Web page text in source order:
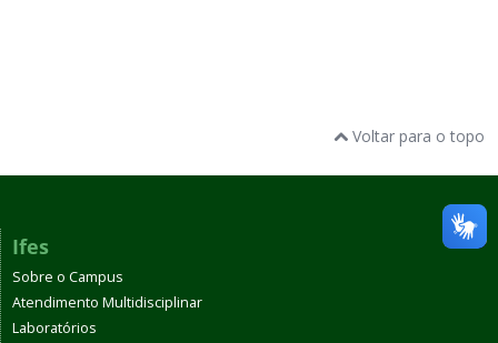
Voltar para o topo
Ifes
Sobre o Campus
Atendimento Multidisciplinar
Laboratórios